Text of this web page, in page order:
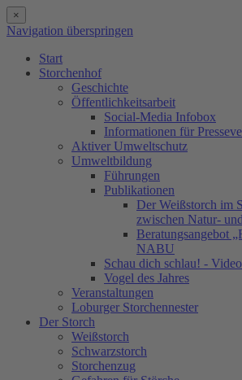
×
Navigation überspringen
Start
Storchenhof
Geschichte
Öffentlichkeitsarbeit
Social-Media Infobox
Informationen für
Aktiver Umweltschutz
Umweltbildung
Führungen
Publikationen
Der Weißstorch im
zwischen Natur-
Beratungsangebot
NABU
Schau dich schlau! -
Vogel des Jahres
Veranstaltungen
Loburger Storchennester
Der Storch
Weißstorch
Schwarzstorch
Storchenzug